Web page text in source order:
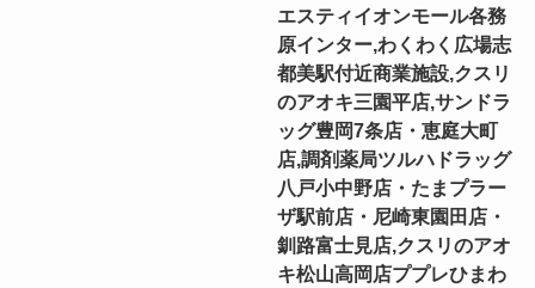
エスティイオンモール各務
原インター,わくわく広場志
都美駅付近商業施設,クスリ
のアオキ三園平店,サンドラ
ッグ豊岡7条店・恵庭大町
店,調剤薬局ツルハドラッグ
八戸小中野店・たまプラー
ザ駅前店・尼崎東園田店・
釧路富士見店,クスリのアオ
キ松山高岡店ププレひまわ